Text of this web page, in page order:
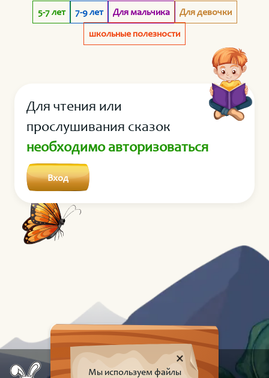
Запятая так вдохновилась своей идеей, что
перестала видеть конец предложения. Она
разделяла слова по смыслу, но не останавливалась.
И Точка никак не успевала занять своё место, и
предложение становилось слишком длинным и
5-7 лет 7-9 лет Для мальчика
Для девочки
школьные полезности
Для чтения или
прослушивания сказок
необходимо авторизоваться
Вход
Мы используем файлы